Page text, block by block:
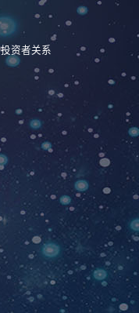
投资者关系